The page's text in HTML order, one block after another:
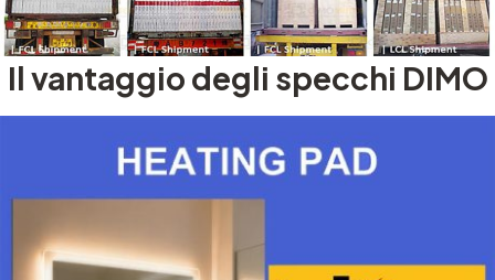
Il vantaggio degli specchi DIMO